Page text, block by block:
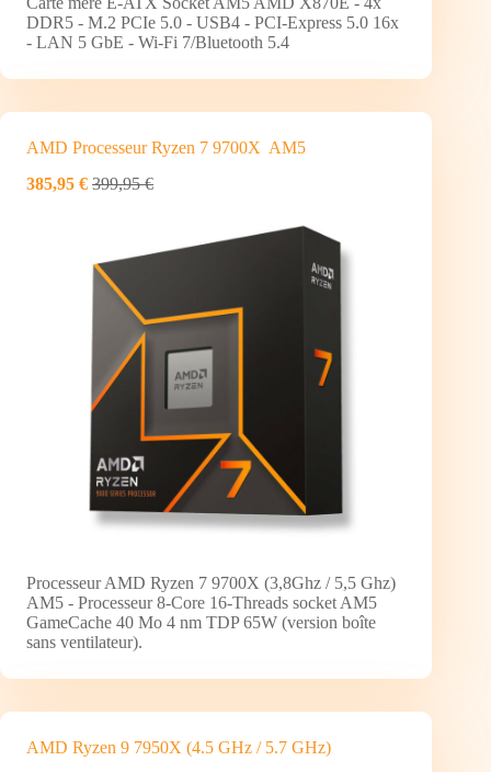
DDR5 - M.2 PCIe 5.0 - USB4 - PCI-Express 5.0 16x
- LAN 5 GbE - Wi-Fi 7/Bluetooth 5.4
AMD Processeur Ryzen 7 9700X AM5
385,95 € 399,95 €
Processeur AMD Ryzen 7 9700X (3,8Ghz / 5,5 Ghz)
AM5 - Processeur 8-Core 16-Threads socket AM5
GameCache 40 Mo 4 nm TDP 65W (version boîte
sans ventilateur).
AMD Ryzen 9 7950X (4.5 GHz / 5.7 GHz)